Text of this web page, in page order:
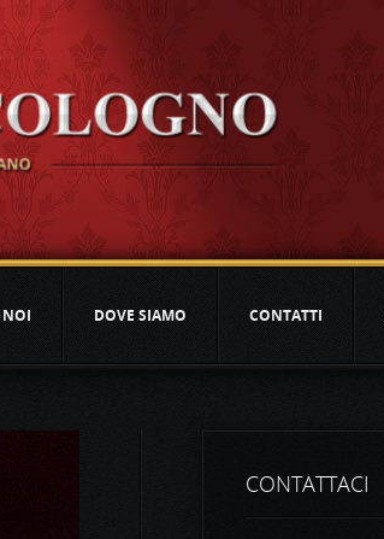
DOVE SIAMO CONTATTI
CONTATTACI